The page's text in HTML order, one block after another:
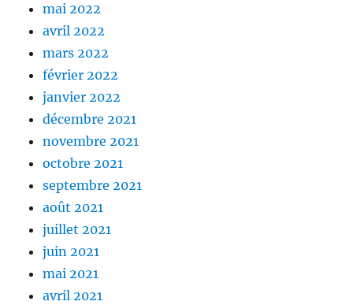
mai 2022
avril 2022
mars 2022
février 2022
janvier 2022
décembre 2021
novembre 2021
octobre 2021
septembre 2021
août 2021
juillet 2021
juin 2021
mai 2021
avril 2021